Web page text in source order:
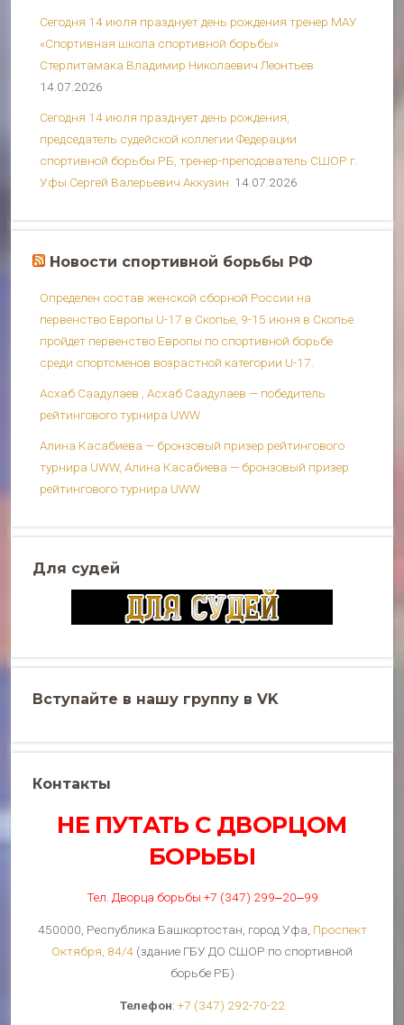
Сегодня 14 июля празднует день рождения тренер МАУ
«Спортивная школа спортивной борьбы»
Стерлитамака Владимир Николаевич Леонтьев
14.07.2026
Сегодня 14 июля празднует день рождения,
председатель судейской коллегии Федерации
спортивной борьбы РБ, тренер-преподователь СШОР г.
Уфы Сергей Валерьевич Аккузин. 14.07.2026
Новости спортивной борьбы РФ
Определен состав женской сборной России на
первенство Европы U-17 в Скопье, 9-15 июня в Скопье
пройдет первенство Европы по спортивной борьбе
среди спортсменов возрастной категории U-17.
Асхаб Саадулаев , Асхаб Саадулаев — победитель
рейтингового турнира UWW
Алина Касабиева — бронзовый призер рейтингового
турнира UWW, Алина Касабиева — бронзовый призер
рейтингового турнира UWW
Для судей
Вступайте в нашу группу в VK
Контакты
НЕ ПУТАТЬ С ДВОРЦОМ
БОРЬБЫ
Тел. Дворца борьбы +7 (347) 299‒20‒99
450000, Республика Башкортостан, город Уфа, Проспект
Октября, 84/4 (здание ГБУ ДО СШОР по спортивной
борьбе РБ)
Телефон: +7 (347) 292-70-22